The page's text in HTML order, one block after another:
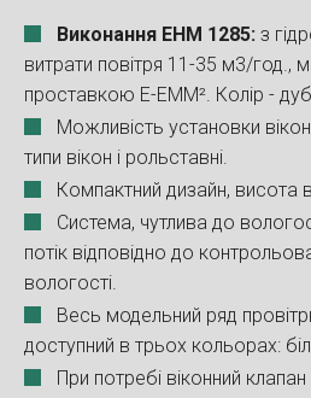
Виконання EHM 1285: з
витрати повітря 11-35 м3/год.,
проставкою E-EMM². Колір -
Можливість установки
типи вікон і рольставні.
Компактний дизайн, висота
Система, чутлива до
потік відповідно до
вологості.
Весь модельний ряд
доступний в трьох кольорах:
При потребі віконний